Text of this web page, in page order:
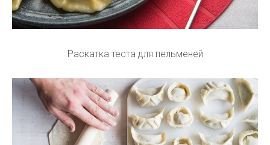
Раскатка теста для пельменей